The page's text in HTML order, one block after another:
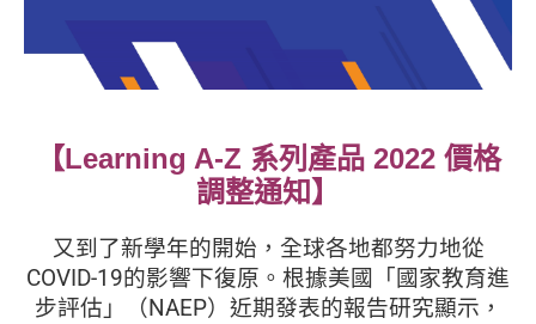
【Learning A-Z 系列產品 2022 價格
調整通知】
又到了新學年的開始，全球各地都努力地從
COVID-19的影響下復原。根據美國「國家教育進
步評估」（NAEP）近期發表的報告研究顯示，